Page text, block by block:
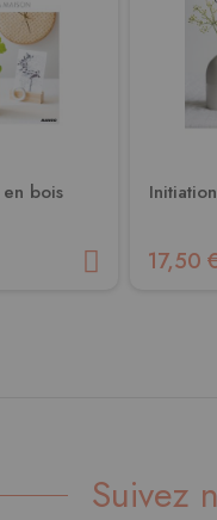
en bois
17,50 €
Suivez